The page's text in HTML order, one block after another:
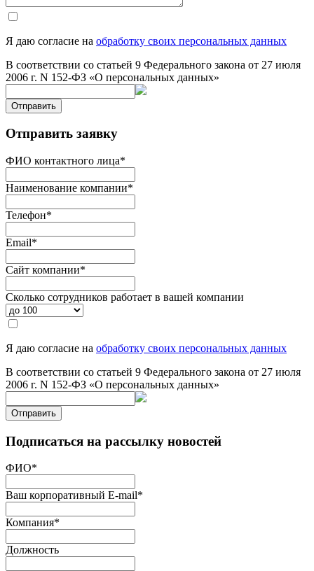
Я даю согласие на обработку своих персональных данных
В соответствии со статьей 9 Федерального закона от 27 июля
2006 г. N 152-ФЗ «О персональных данных»
Отправить
Отправить заявку
ФИО контактного лица*
Наименование компании*
Телефон*
Email*
Сайт компании*
Сколько сотрудников работает в вашей компании
Я даю согласие на обработку своих персональных данных
В соответствии со статьей 9 Федерального закона от 27 июля
2006 г. N 152-ФЗ «О персональных данных»
Отправить
Подписаться на рассылку новостей
ФИО*
Ваш корпоративный E-mail*
Компания*
Должность